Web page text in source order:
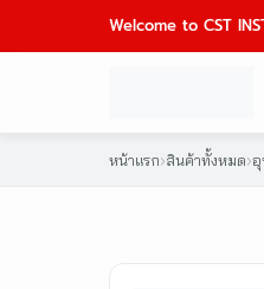
Welcome to CST
หน้าแรก›สินค้าทั้งหมด›อุ